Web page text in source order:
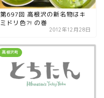
第697回 高根沢の新名物はキ
ミドリ色?! の巻
2012年12月28日
高根沢町